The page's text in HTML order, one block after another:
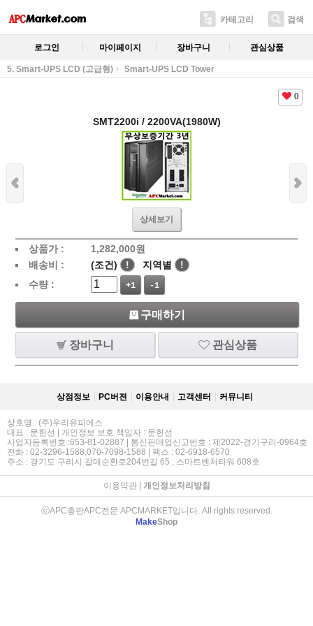
카테고리 검색
로그인 마이페이지 장바구니 관심상품
5. Smart-UPS LCD (고급형) Smart-UPS LCD Tower
0
SMT2200i / 2200VA(1980W)
상세보기
상품가 : 1,282,000원
배송비 :
(조건) ! 지역별
!
수량 :
+1 -1
구매하기
장바구니 관심상품
상점정보 PC버젼 이용안내 고객센터 커뮤니티
상호명 : (주)우리유피에스
대표 : 문헌선 | 개인정보 보호 책임자 : 문헌선
사업자등록번호 :653-81-02887 | 통신판매업신고번호 : 제2022-경기구리-0964호
전화 : 02-3296-1588,070-7098-1588 | 팩스 : 02-6918-6570
주소 : 경기도 구리시 갈매순환로204번길 65 , 스마트벤처타워 608호
이용약관| 개인정보처리방침
ⓒAPC총판APC전문 APCMARKET입니다. All rights reserved.
MakeShop